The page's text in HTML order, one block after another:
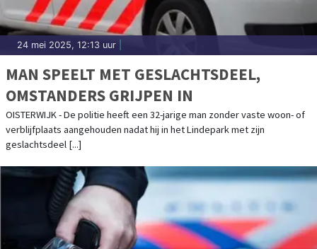
24 mei 2025, 12:13 uur
MAN SPEELT MET GESLACHTSDEEL,
OMSTANDERS GRIJPEN IN
OISTERWIJK - De politie heeft een 32-jarige man zonder vaste woon- of
verblijfplaats aangehouden nadat hij in het Lindepark met zijn
geslachtsdeel [...]